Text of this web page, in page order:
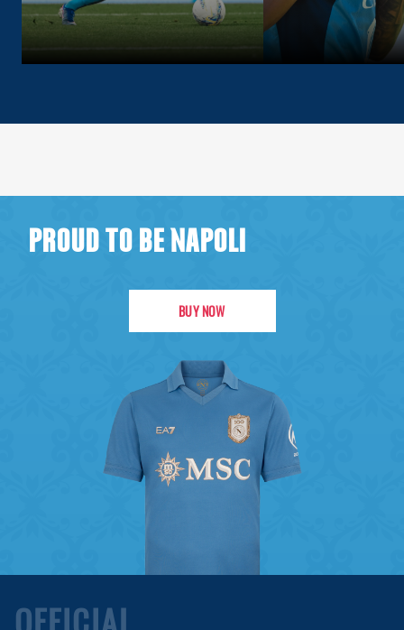
PROUD TO BE NAPOLI
BUY NOW